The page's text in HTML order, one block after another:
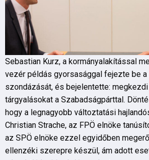
Sebastian Kurz, a kormányalakítással
vezér példás gyorsasággal fejezte be a
szondázását, és bejelentette:
tárgyalásokat a Szabadságpárttal.
hogy a legnagyobb változtatási
Christian Strache, az FPÖ elnöke
az SPÖ elnöke ezzel egyidőben
ellenzéki szerepre készül, ám adott